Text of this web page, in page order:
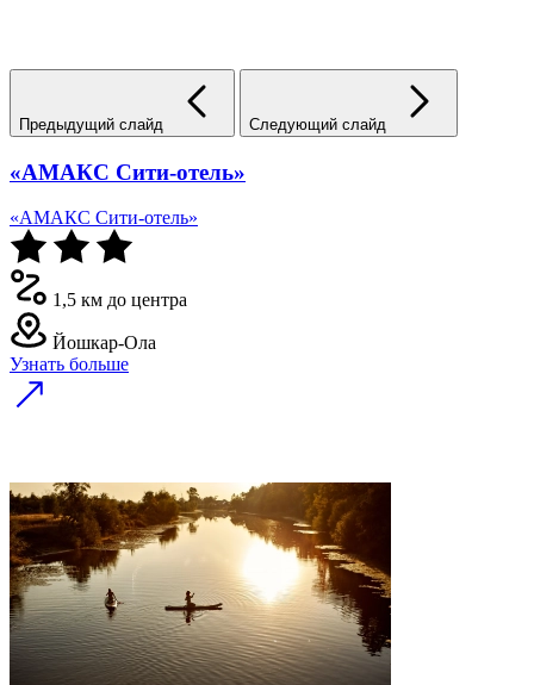
Предыдущий слайд Следующий слайд
«АМАКС Сити-отель»
«АМАКС Сити-отель»
1,5 км до центра
Йошкар-Ола
Узнать больше